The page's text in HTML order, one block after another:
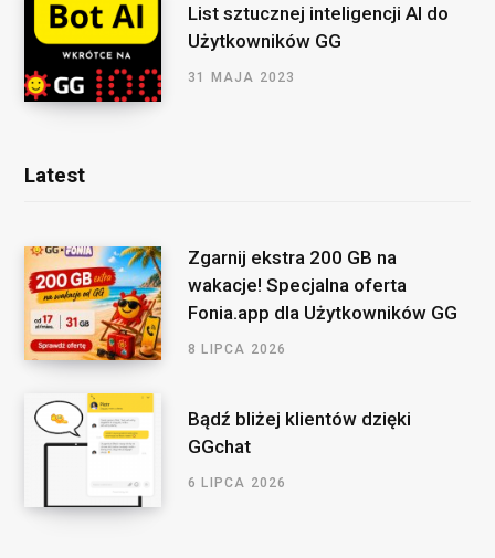
List sztucznej inteligencji AI do
Użytkowników GG
31 MAJA 2023
Latest
Zgarnij ekstra 200 GB na
wakacje! Specjalna oferta
Fonia.app dla Użytkowników GG
8 LIPCA 2026
Bądź bliżej klientów dzięki
GGchat
6 LIPCA 2026